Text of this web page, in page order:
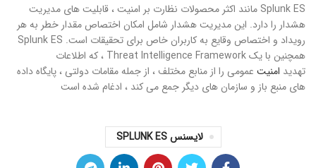
Splunk ES مانند اکثر محصولات نظارت بر امنیت ، قابلیت های مدیریت
هشدار را دارد. این مدیریت هشدار شامل امکان اختصاص مقدار خطر به هر
رویداد و اختصاص وقایع به کاربران خاص برای تحقیقات است. Splunk ES
همچنین با یک Threat Intelligence Framework ، که اطلاعات
تهدید امنیت عمومی را از منابع مختلف ، از جمله مقامات دولتی ، پایگاه داده
های منبع باز و سازمان های دیگر جمع می کند ، ادغام شده است
لایسنس SPLUNK ES